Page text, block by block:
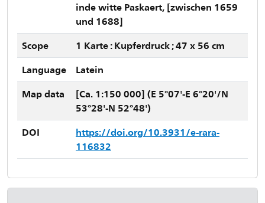
inde witte Paskaert, [zwischen 1659
und 1688]
Scope
1 Karte : Kupferdruck ; 47 x 56 cm
Language
Latein
Map data
[Ca. 1:150 000] (E 5°07'-E 6°20'/N
53°28'-N 52°48')
DOI
https://doi.org/10.3931/e-rara-
116832